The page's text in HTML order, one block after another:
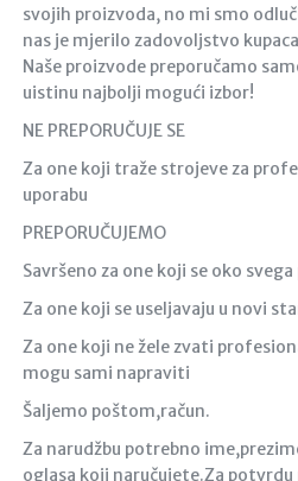
svojih proizvoda, no mi smo
nas je mjerilo zadovoljstvo
Naše proizvode preporučamo
uistinu najbolji mogući izbor!
NE PREPORUČUJE SE
Za one koji traže strojeve za
uporabu
PREPORUČUJEMO
Savršeno za one koji se oko
Za one koji se useljavaju u novi
Za one koji ne žele zvati
mogu sami napraviti
Šaljemo poštom,račun.
Za narudžbu potrebno
oglasa koji naručujete.Za potvrdu